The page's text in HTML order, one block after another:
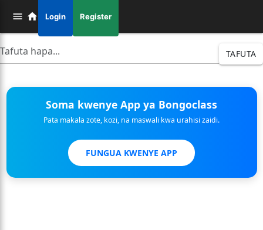
Login Register
TAFUTA
Soma kwenye App ya Bongoclass
Pata makala zote, kozi, na maswali kwa urahisi zaidi.
FUNGUA KWENYE APP